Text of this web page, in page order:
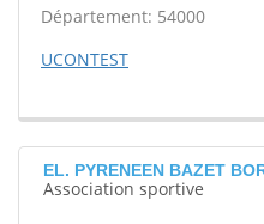
Département: 54000
UCONTEST
EL. PYRENEEN BAZET
Association sportive